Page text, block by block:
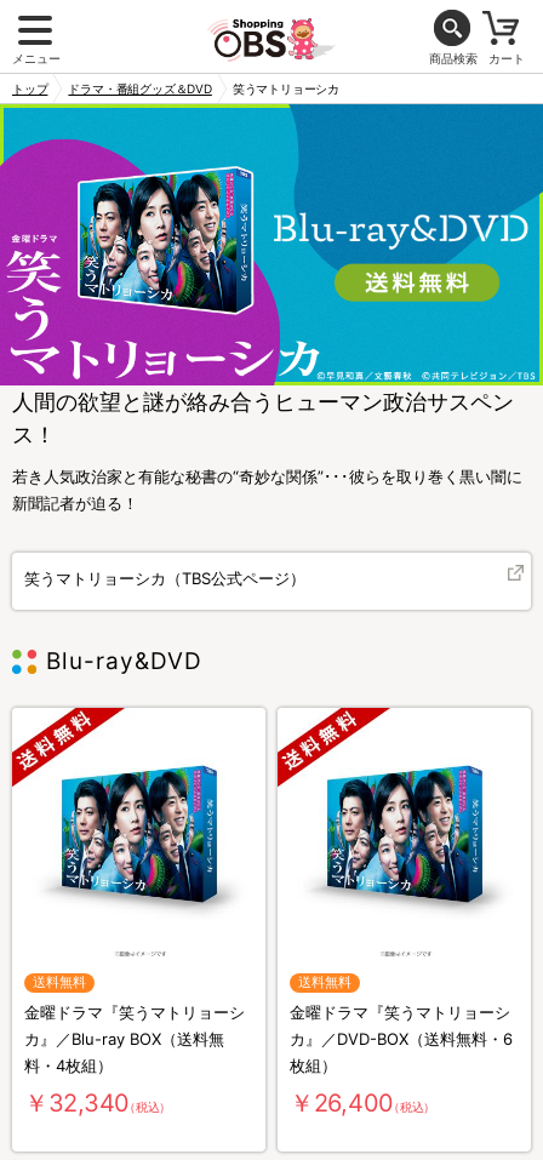
メニュー 商品検索 カート
トップ ドラマ・番組グッズ＆DVD 笑うマトリョーシカ
人間の欲望と謎が絡み合うヒューマン政治サスペン
ス！
若き人気政治家と有能な秘書の“奇妙な関係”･･･彼らを取り巻く黒い闇に
新聞記者が迫る！
笑うマトリョーシカ（TBS公式ページ）
Blu-ray&DVD
送料無料
金曜ドラマ『笑うマトリョーシ
カ』／Blu-ray BOX（送料無
料・4枚組）
￥32,340（税込）
送料無料
金曜ドラマ『笑うマトリョーシ
カ』／DVD-BOX（送料無料・6
枚組）
￥26,400（税込）